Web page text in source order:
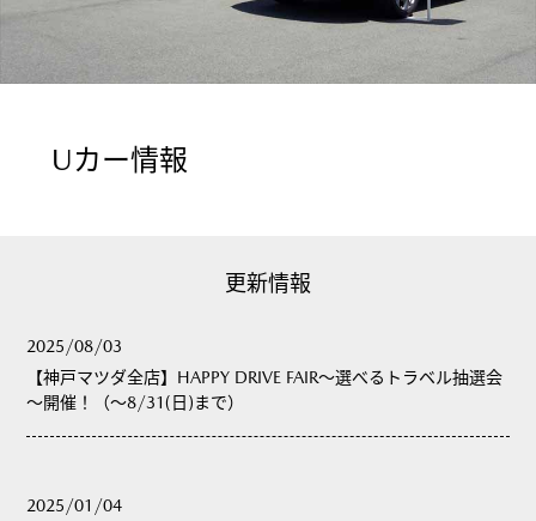
Uカー情報
更新情報
2025/08/03
【神戸マツダ全店】HAPPY DRIVE FAIR～選べるトラベル抽選会
～開催！（～8/31(日)まで）
2025/01/04